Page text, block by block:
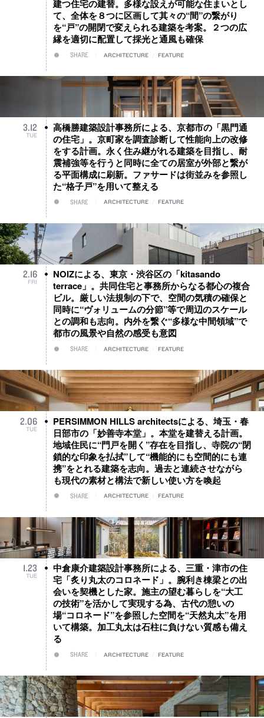
建つ住宅の建替。多様な設えが可能な住まいとし
て、全体を８つに区画して其々の“間”の繋がり
を“戸”の開閉で変えられる建築を考案。２つの広
縁を適切に配置して採光と通風も確保
SHARE ARCHITECTURE FEATURE
3.12
TUE
高橋勝建築設計事務所による、京都市の「黒門通
の住宅」。京町家を調査診断して性能向上の改修
をする計画。永く住み継がれる建築を目指し、耐
震補強等を行うと同時に全ての居室が外部と繋が
る平面構成に刷新。ファサードは街並みを参照し
た“格子戸”を用いて整える
SHARE ARCHITECTURE FEATURE
2.16
FRI
NOIZによる、東京・渋谷区の「kitasando
terrace」。共同住宅と事務所からなる都心の複合
ビル。厳しい法規制の下で、空間の気積の確保と
同時に“ヴォリュームの分節”等で周辺のスケール
との調和も志向。内外を繋ぐ“多様な中間領域”で
都市の風景や自然の感受も意図
SHARE ARCHITECTURE FEATURE
2.06
TUE
PERSIMMON HILLS architectsによる、埼玉・春
日部市の「妙善寺本堂」。本堂を建替える計画。
地域住民に“門戸を開く”存在を目指し、寺院の“閉
鎖的な印象を払拭”して“機能的にも空間的にも連
携”をとれる建築を志向。過去と連続させながら
も現代の素材と構法で新しい使い方を喚起
SHARE ARCHITECTURE FEATURE
1.23
TUE
中倉康介建築設計事務所による、三重・津市の住
宅「炙り丸太のコロネード」。腕利き棟梁との出
会いを契機とした家。施主の望む暮らしを“大工
の技術”を活かして実現する為、古代の憩いの
場“コロネード”を参照した空間を“天然丸太”を用
いて構築。加工丸太は石柱に負けない質感も備え
る
SHARE ARCHITECTURE FEATURE